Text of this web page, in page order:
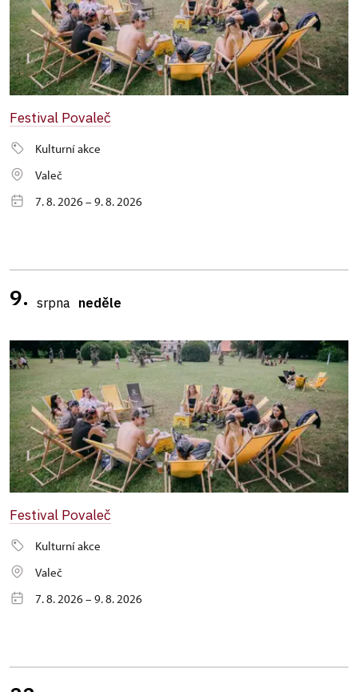
Festival Povaleč
Kulturní akce
Valeč
7. 8. 2026 – 9. 8. 2026
9. srpna neděle
Festival Povaleč
Kulturní akce
Valeč
7. 8. 2026 – 9. 8. 2026